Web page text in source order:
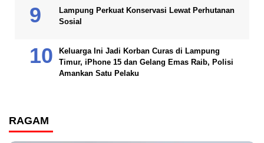
Lampung Perkuat Konservasi Lewat Perhutanan
Sosial
Keluarga Ini Jadi Korban Curas di Lampung
Timur, iPhone 15 dan Gelang Emas Raib, Polisi
Amankan Satu Pelaku
RAGAM